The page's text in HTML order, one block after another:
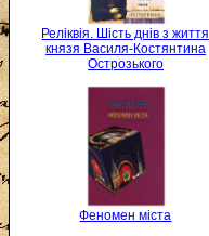
Реліквія. Шість днів з життя
князя Василя-Костянтина
Острозького
Феномен міста